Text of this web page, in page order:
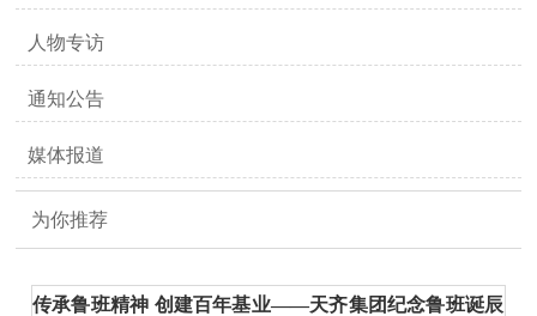
人物专访
通知公告
媒体报道
为你推荐
传承鲁班精神 创建百年基业——天齐集团纪念鲁班诞辰